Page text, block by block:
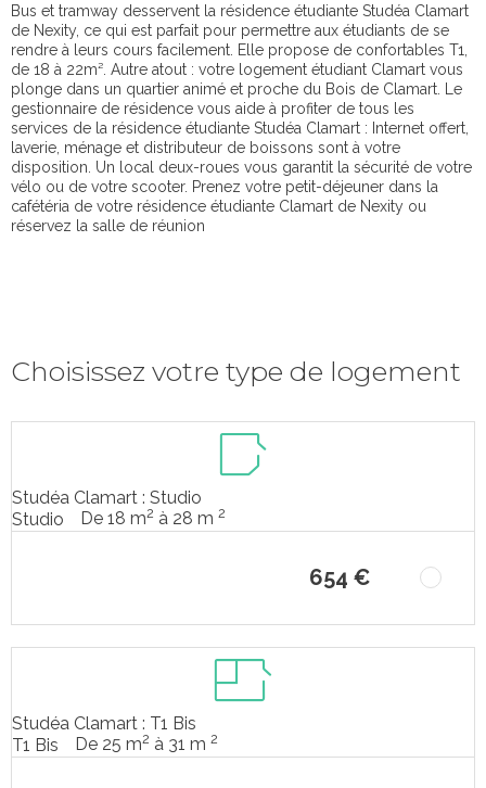
Bus et tramway desservent la résidence étudiante Studéa Clamart
de Nexity, ce qui est parfait pour permettre aux étudiants de se
rendre à leurs cours facilement. Elle propose de confortables T1,
de 18 à 22m². Autre atout : votre logement étudiant Clamart vous
plonge dans un quartier animé et proche du Bois de Clamart. Le
gestionnaire de résidence vous aide à profiter de tous les
services de la résidence étudiante Studéa Clamart : Internet offert,
laverie, ménage et distributeur de boissons sont à votre
disposition. Un local deux-roues vous garantit la sécurité de votre
vélo ou de votre scooter. Prenez votre petit-déjeuner dans la
cafétéria de votre résidence étudiante Clamart de Nexity ou
réservez la salle de réunion
Choisissez votre type de logement
Studéa Clamart : Studio
Studio
De 18 m2 à 28 m 2
654 €
Studéa Clamart : T1 Bis
T1 Bis
De 25 m2 à 31 m 2